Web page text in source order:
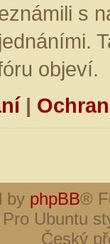
s
objeví.
|
by phpBB®
Pro Ubuntu
Český